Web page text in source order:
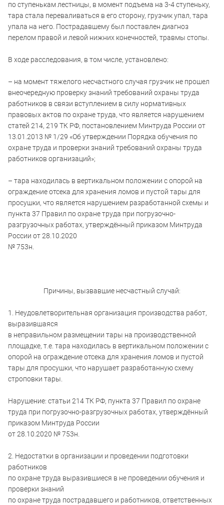
по ступенькам лестницы, в момент подъема на 3-4 ступеньку,
тара стала переваливаться в его сторону, грузчик упал, тара
упала на него. Пострадавшему был поставлен диагноз
перелом правой и левой нижних конечностей, травмы стопы.
В ходе расследования, в том числе, установлено:
– на момент тяжелого несчастного случая грузчик не прошел
внеочередную проверку знаний требований охраны труда
работников в связи вступлением в силу нормативных
правовых актов по охране труда, что является нарушением
статей 214, 219 ТК РФ, постановлением Минтруда России от
13.01.2013 № 1/29 «Об утверждении Порядка обучения по
охране труда и проверки знаний требований охраны труда
работников организаций»;
– тара находилась в вертикальном положении с опорой на
ограждение отсека для хранения ломов и пустой тары для
просушки, что является нарушением разработанной схемы и
пункта 37 Правил по охране труда при погрузочно-
разгрузочных работах, утверждённый приказом Минтруда
России от 28.10.2020
№ 753н.
Причины, вызвавшие несчастный случай:
1. Неудовлетворительная организация производства работ,
выразившаяся
в неправильном размещении тары на производственной
площадке, т.е. тара находилась в вертикальном положении с
опорой на ограждение отсека для хранения ломов и пустой
тары для просушки, что нарушает разработанную схему
строповки тары.
Нарушение: статьи 214 ТК РФ, пункта 37 Правил по охране
труда при погрузочно-разгрузочных работах, утверждённый
приказом Минтруда России
от 28.10.2020 № 753н.
2. Недостатки в организации и проведении подготовки
работников
по охране труда выразившиеся в не проведении обучения и
проверки знаний
по охране труда пострадавшего и работников, ответственных